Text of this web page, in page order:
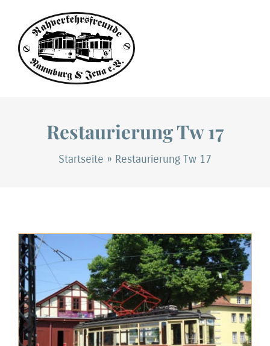
Inhalt
springen
Restaurierung Tw 17
Startseite » Restaurierung Tw 17